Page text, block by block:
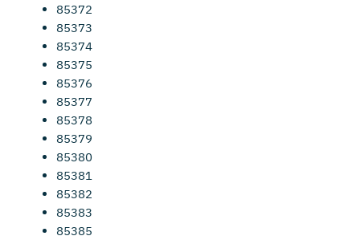
85372
85373
85374
85375
85376
85377
85378
85379
85380
85381
85382
85383
85385